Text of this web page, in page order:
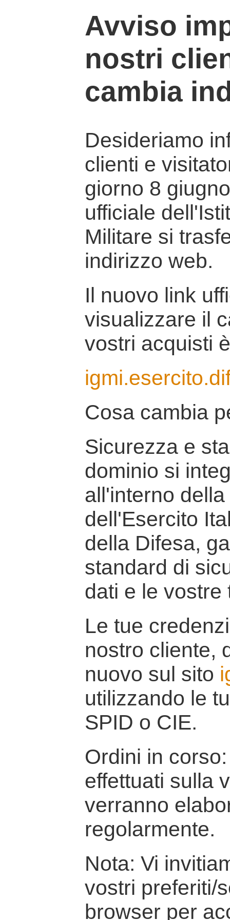
Avviso
nostri
cambia
Desideriamo
clienti e
giorno 8
ufficiale
Militare si
indirizzo web.
Il nuovo link
visualizzare il
vostri acquisti
Cosa cambia
Sicurezza e
dominio si
all'interno
dell'Esercito
della Difesa,
standard di
dati e le vostre
Le tue
nostro cliente,
nuovo sul sito
utilizzando le
SPID o CIE.
Ordini in
effettuati sulla
verranno
regolarmente.
Nota: Vi
vostri preferiti/
browser per